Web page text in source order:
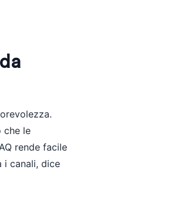
che le
rende facile
i canali, dice